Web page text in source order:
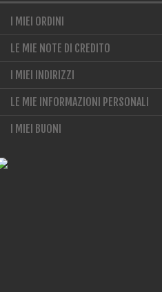
I MIEI ORDINI
LE MIE NOTE DI CREDITO
I MIEI INDIRIZZI
LE MIE INFORMAZIONI PERSONALI
I MIEI BUONI